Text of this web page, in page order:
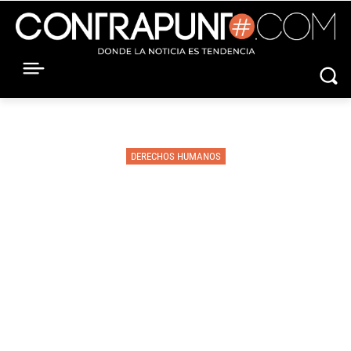
DERECHOS HUMANOS